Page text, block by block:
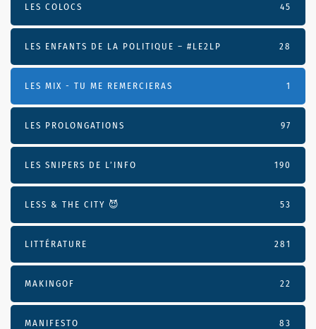
LES COLOCS 45
LES ENFANTS DE LA POLITIQUE – #LE2LP 28
LES MIX - TU ME REMERCIERAS 1
LES PROLONGATIONS 97
LES SNIPERS DE L’INFO 190
LESS & THE CITY 😈 53
LITTÉRATURE 281
MAKINGOF 22
MANIFESTO 83